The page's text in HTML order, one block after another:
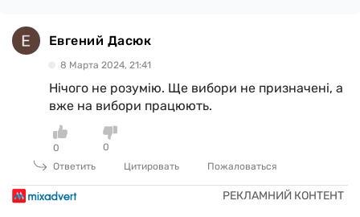
Евгений Дасюк
8 Марта 2024, 21:41
Нічого не розумію. Ще вибори не призначені, а
вже на вибори працюють.
0
0
Ответить
Цитировать Пожаловаться